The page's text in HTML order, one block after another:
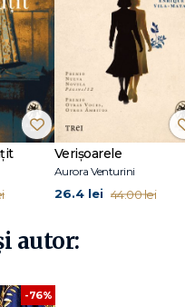
fiind grav rănit în Bătălia
mondială, Good Bye to All That,
Mallorca, unde a început să
monumentale studii de gen. În
Verișoarele
Aurora Venturini
26.4 lei 44.00 lei
autor:
-76%